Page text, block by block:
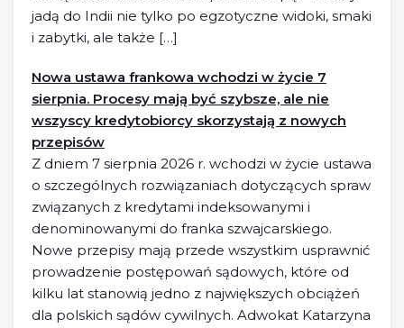
jadą do Indii nie tylko po egzotyczne widoki, smaki
i zabytki, ale także […]
Nowa ustawa frankowa wchodzi w życie 7
sierpnia. Procesy mają być szybsze, ale nie
wszyscy kredytobiorcy skorzystają z nowych
przepisów
Z dniem 7 sierpnia 2026 r. wchodzi w życie ustawa
o szczególnych rozwiązaniach dotyczących spraw
związanych z kredytami indeksowanymi i
denominowanymi do franka szwajcarskiego.
Nowe przepisy mają przede wszystkim usprawnić
prowadzenie postępowań sądowych, które od
kilku lat stanowią jedno z największych obciążeń
dla polskich sądów cywilnych. Adwokat Katarzyna